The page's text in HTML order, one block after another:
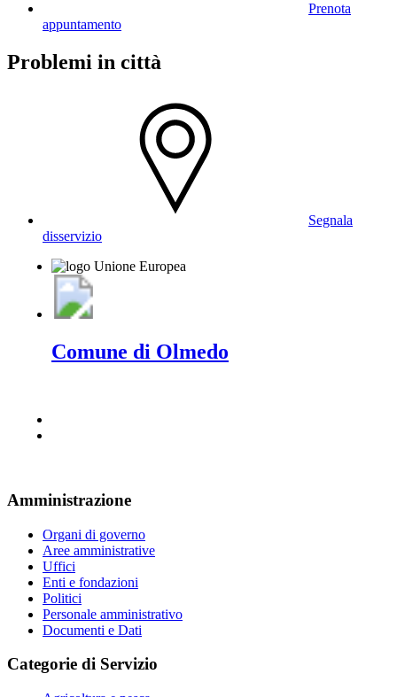
Prenota
appuntamento
Problemi in città
Segnala
disservizio
Comune di Olmedo
Amministrazione
Organi di governo
Aree amministrative
Uffici
Enti e fondazioni
Politici
Personale amministrativo
Documenti e Dati
Categorie di Servizio